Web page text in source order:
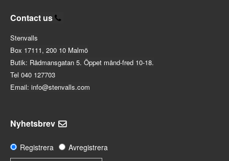
Contact us
Stenvalls
Box 17111, 200 10 Malmö
Butik: Rådmansgatan 5. Öppet månd-fred 10-18.
Tel 040 127703
Email: info@stenvalls.com
Nyhetsbrev
Registrera
Avregistrera